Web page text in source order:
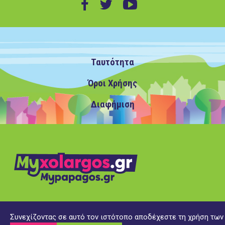
Ταυτότητα
Όροι Χρήσης
Διαφήμιση
Copyright ©2020 MyXolargos.gr/MyPapagos.gr, με την
Συνεχίζοντας σε αυτό τον ιστότοπο αποδέχεστε τη χρήση